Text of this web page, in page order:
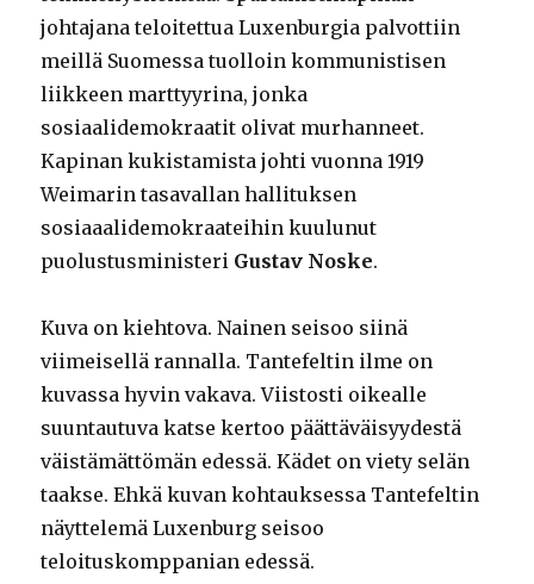
johtajana teloitettua Luxenburgia palvottiin
meillä Suomessa tuolloin kommunistisen
liikkeen marttyyrina, jonka
sosiaalidemokraatit olivat murhanneet.
Kapinan kukistamista johti vuonna 1919
Weimarin tasavallan hallituksen
sosiaaalidemokraateihin kuulunut
puolustusministeri Gustav Noske.
Kuva on kiehtova. Nainen seisoo siinä
viimeisellä rannalla. Tantefeltin ilme on
kuvassa hyvin vakava. Viistosti oikealle
suuntautuva katse kertoo päättäväisyydestä
väistämättömän edessä. Kädet on viety selän
taakse. Ehkä kuvan kohtauksessa Tantefeltin
näyttelemä Luxenburg seisoo
teloituskomppanian edessä.